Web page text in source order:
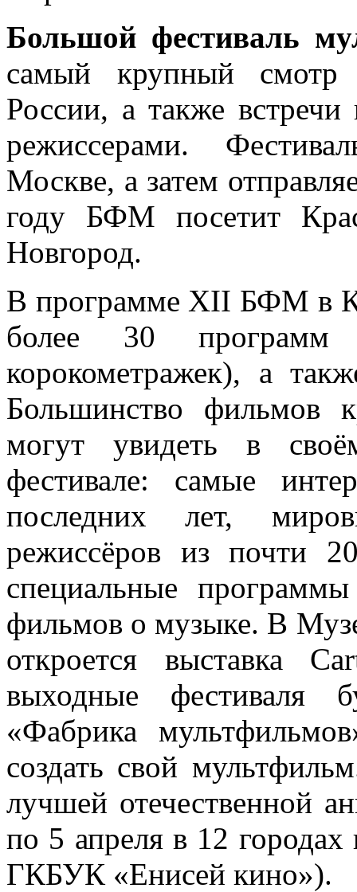
Большой фестиваль
самый крупный смотр
России, а также
режиссерами.
Москве, а затем
году БФМ посетит
Новгород.
В программе XII БФМ в
более 30
корокометражек), а
Большинство фильмов
могут увидеть в
фестивале: самые
последних лет,
режиссёров из почти
специальные
фильмов о музыке. В
откроется выставка
выходные фестиваля
«Фабрика
создать свой
лучшей отечественной
по 5 апреля в 12 городах
ГКБУК «Енисей кино»).